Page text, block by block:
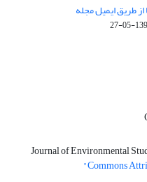
طریق ایمیل مجله
1395-
Journal of Environmental
Commons